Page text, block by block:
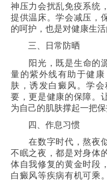
神压力会扰乱免疫系统
提供温床。学会减压，
的呵护，也是对健康生活
三、日常防晒
阳光，既是生命的源
量的紫外线有助于健
肤，诱发白癜风。学
要，更是健康的保障。
为自己的肌肤撑起一把保
四、作息习惯
在数字时代，熬夜似
不眠之夜，都是对身体
体自我修复的黄金时段
白癜风等疾病有机可乘